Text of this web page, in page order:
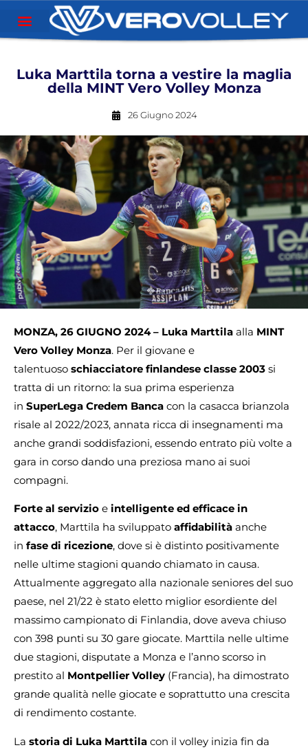
Luka Marttila torna a vestire la maglia
della MINT Vero Volley Monza
26 Giugno 2024
MONZA, 26 GIUGNO 2024 – Luka Marttila alla MINT
Vero Volley Monza. Per il giovane e
talentuoso schiacciatore finlandese classe 2003 si
tratta di un ritorno: la sua prima esperienza
in SuperLega Credem Banca con la casacca brianzola
risale al 2022/2023, annata ricca di insegnamenti ma
anche grandi soddisfazioni, essendo entrato più volte a
gara in corso dando una preziosa mano ai suoi
compagni.
Forte al servizio e intelligente ed efficace in
attacco, Marttila ha sviluppato affidabilità anche
in fase di ricezione, dove si è distinto positivamente
nelle ultime stagioni quando chiamato in causa.
Attualmente aggregato alla nazionale seniores del suo
paese, nel 21/22 è stato eletto miglior esordiente del
massimo campionato di Finlandia, dove aveva chiuso
con 398 punti su 30 gare giocate. Marttila nelle ultime
due stagioni, disputate a Monza e l’anno scorso in
prestito al Montpellier Volley (Francia), ha dimostrato
grande qualità nelle giocate e soprattutto una crescita
di rendimento costante.
La storia di Luka Marttila con il volley inizia fin da